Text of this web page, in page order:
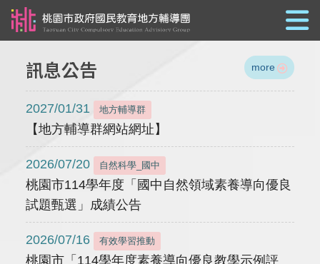
訊息公告 more
2027/01/31 地方輔導群
【地方輔導群網站網址】
2026/07/20 自然科學_國中
桃園市114學年度「國中自然領域素養導向優良
試題甄選」成績公告
2026/07/16 有效學習推動
桃園市「114學年度素養導向優良教學示例評